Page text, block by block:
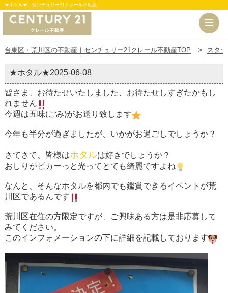
★ホタル★｜センチュリー21クレール不動産
台東区・荒川区の不動産｜センチュリー21クレール不動産TOP スタ
★ホタル★2025-06-08
皆さま、お待たせいたしました、お待たせしすぎたかもし
れません
今週は五味(ごみ)がお送り致します
今年も半分が過ぎましたが、いかがお過ごしでしょうか？
さてさて、皆様はホタルは好きでしょうか？
おしりがピカーっと光ってとても綺麗ですよね
なんと、そんなホタルを都内でも鑑賞できるイベントが荒
川区であるんです
荒川区在住の方限定ですが、ご興味ある方は是非応募して
みてください。
このインフォメーションの下に詳細を記載しております